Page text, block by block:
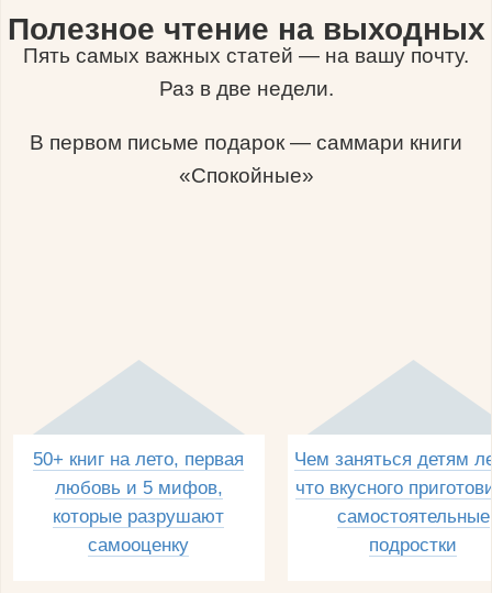
Полезное чтение на выходных
Пять самых важных статей — на вашу почту.
Раз в две недели.
В первом письме подарок — саммари книги
«Спокойные»
50+ книг на лето, первая
любовь и 5 мифов,
которые разрушают
самооценку
Чем заняться детям
что вкусного
самостоятельные
подростки